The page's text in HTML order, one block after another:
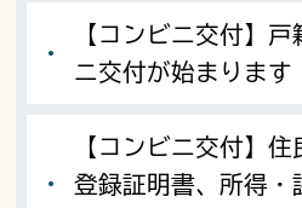
【コンビニ交付】
ニ交付が始まります
【コンビニ交付】
登録証明書、所得・